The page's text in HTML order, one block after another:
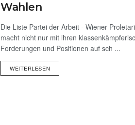
Wahlen
Die Liste Partei der Arbeit - Wiener
macht nicht nur mit ihren
Forderungen und Positionen auf sch ...
WEITERLESEN